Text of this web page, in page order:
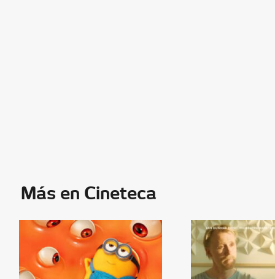
Más en Cineteca